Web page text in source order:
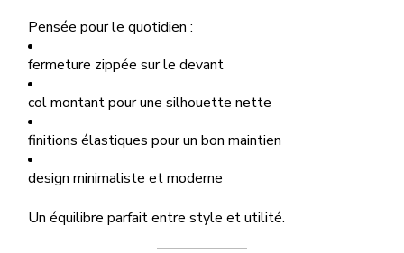
Pensée pour le quotidien :
fermeture zippée sur le devant
col montant pour une silhouette nette
finitions élastiques pour un bon maintien
design minimaliste et moderne
Un équilibre parfait entre style et utilité.